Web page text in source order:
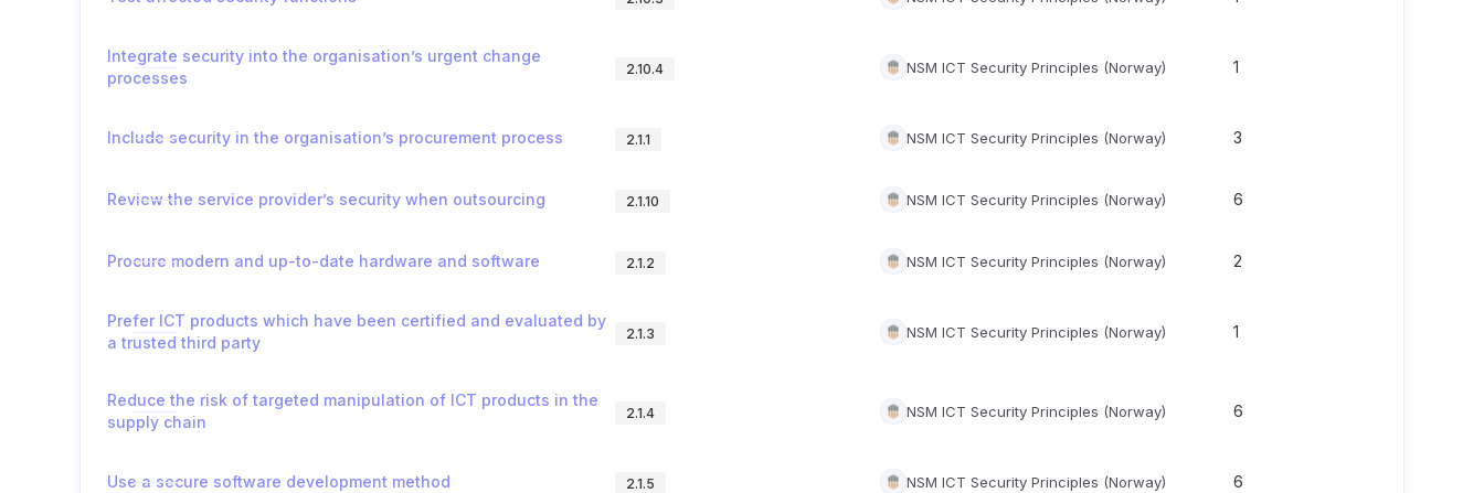
Integrate security into the organisation’s urgent change
processes
2.10.4 NSM ICT Security Principles (Norway) 1
Include security in the organisation’s procurement process 2.1.1 NSM ICT Security Principles (Norway) 3
Review the service provider’s security when outsourcing 2.1.10 NSM ICT Security Principles (Norway) 6
Procure modern and up-to-date hardware and software 2.1.2 NSM ICT Security Principles (Norway) 2
Prefer ICT products which have been certified and evaluated by
a trusted third party
2.1.3 NSM ICT Security Principles (Norway) 1
Reduce the risk of targeted manipulation of ICT products in the
supply chain
2.1.4 NSM ICT Security Principles (Norway) 6
Use a secure software development method 2.1.5 NSM ICT Security Principles (Norway) 6